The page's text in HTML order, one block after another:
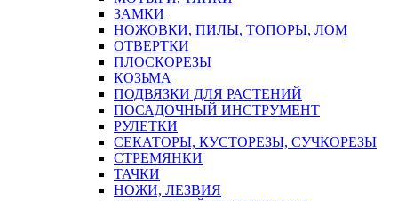
ЗАМКИ
НОЖОВКИ, ПИЛЫ, ТОПОРЫ, ЛОМ
ОТВЕРТКИ
ПЛОСКОРЕЗЫ
КОЗЬМА
ПОДВЯЗКИ ДЛЯ РАСТЕНИЙ
ПОСАДОЧНЫЙ ИНСТРУМЕНТ
РУЛЕТКИ
СЕКАТОРЫ, КУСТОРЕЗЫ, СУЧКОРЕЗЫ
СТРЕМЯНКИ
ТАЧКИ
НОЖИ, ЛЕЗВИЯ